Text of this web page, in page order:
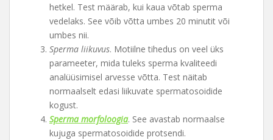
hetkel. Test määrab, kui kaua võtab sperma
vedelaks. See võib võtta umbes 20 minutit või
umbes nii.
Sperma liikuvus. Motiilne tihedus on veel üks
parameeter, mida tuleks sperma kvaliteedi
analüüsimisel arvesse võtta. Test näitab
normaalselt edasi liikuvate spermatosoidide
kogust.
Sperma morfoloogia. See avastab normaalse
kujuga spermatosoidide protsendi.